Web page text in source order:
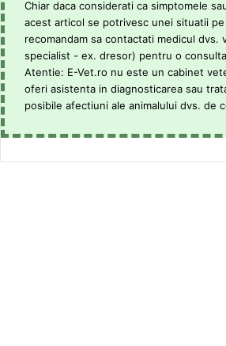
Chiar daca considerati ca simptomele
acest articol se potrivesc unei situatii
recomandam sa contactati medicul dvs.
specialist - ex. dresor) pentru o
Atentie: E-Vet.ro nu este un cabinet
oferi asistenta in diagnosticarea sau
posibile afectiuni ale animalului dvs. de